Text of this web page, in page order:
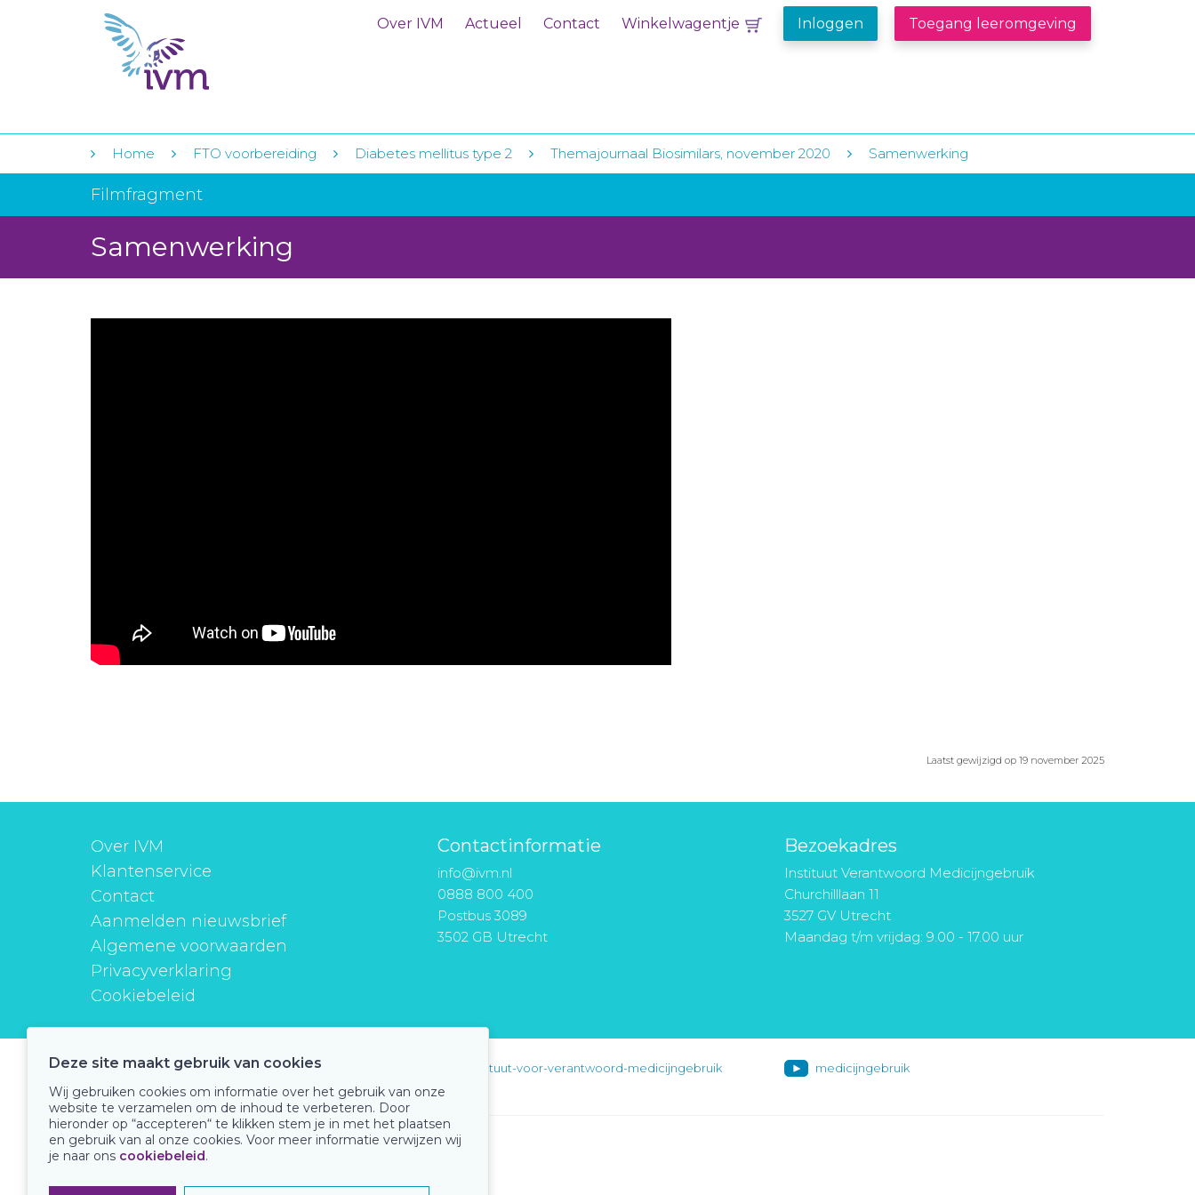
Over IVM Actueel Contact Winkelwagentje Inloggen Toegang leeromgeving
Home FTO voorbereiding Diabetes mellitus type 2 Themajournaal Biosimilars, november 2020 Samenwerking
Filmfragment
Samenwerking
Laatst gewijzigd op 19 november 2025
Over IVM
Klantenservice
Contact
Aanmelden nieuwsbrief
Algemene voorwaarden
Privacyverklaring
Cookiebeleid
Contactinformatie
info@ivm.nl
0888 800 400
Postbus 3089
3502 GB Utrecht
Bezoekadres
Instituut Verantwoord Medicijngebruik
Churchilllaan 11
3527 GV Utrecht
Maandag t/m vrijdag: 9.00 - 17.00 uur
instituutverantwoordmedicijngebruik instituut-voor-verantwoord-medicijngebruik medicijngebruik
Onze keurmerken
Deze site maakt gebruik van cookies
Wij gebruiken cookies om informatie over het gebruik van onze
website te verzamelen om de inhoud te verbeteren. Door
hieronder op “accepteren“ te klikken stem je in met het plaatsen
en gebruik van al onze cookies. Voor meer informatie verwijzen wij
je naar ons cookiebeleid.